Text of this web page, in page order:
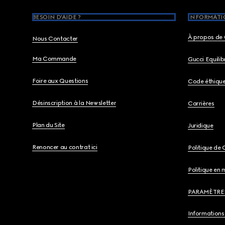
BESOIN D'AIDE ?
Nous Contacter
Ma Commande
Foire aux Questions
Désinscription à la Newsletter
Plan du Site
Renoncer au contrat ici
À propos de
Gucci
Code
Carrières
Juridique
Politique de
Politique en
Informations